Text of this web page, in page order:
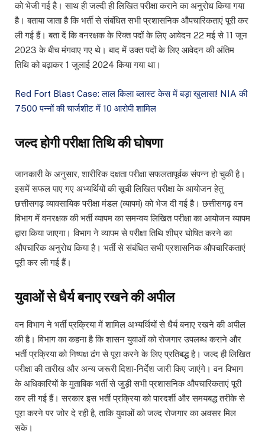
को भेजी गई है। साथ ही जल्दी ही लिखित परीक्षा कराने का अनुरोध किया गया
है। बताया जाता है कि भर्ती से संबंधित सभी प्रशासनिक औपचारिकताएं पूरी कर
ली गई हैं। बता दें कि वनरक्षक के रिक्त पदों के लिए आवेदन 22 मई से 11 जून
2023 के बीच मंगवाए गए थे। बाद में उक्त पदों के लिए आवेदन की अंतिम
तिथि को बढ़ाकर 1 जुलाई 2024 किया गया था।
Red Fort Blast Case: लाल किला ब्लास्ट केस में बड़ा खुलासा! NIA की
7500 पन्नों की चार्जशीट में 10 आरोपी शामिल
जल्द होगी परीक्षा तिथि की घोषणा
जानकारी के अनुसार, शारीरिक दक्षता परीक्षा सफलतापूर्वक संपन्न हो चुकी है।
इसमें सफल पाए गए अभ्यर्थियों की सूची लिखित परीक्षा के आयोजन हेतु
छत्तीसगढ़ व्यावसायिक परीक्षा मंडल (व्यापमं) को भेज दी गई है। छत्तीसगढ़ वन
विभाग में वनरक्षक की भर्ती व्यापम का समन्वय लिखित परीक्षा का आयोजन व्यापम
द्वारा किया जाएगा। विभाग ने व्यापम से परीक्षा तिथि शीघ्र घोषित करने का
औपचारिक अनुरोध किया है। भर्ती से संबंधित सभी प्रशासनिक औपचारिकताएं
पूरी कर ली गई हैं।
युवाओं से धैर्य बनाए रखने की अपील
वन विभाग ने भर्ती प्रक्रिया में शामिल अभ्यर्थियों से धैर्य बनाए रखने की अपील
की है। विभाग का कहना है कि शासन युवाओं को रोजगार उपलब्ध कराने और
भर्ती प्रक्रिया को निष्पक्ष ढंग से पूरा करने के लिए प्रतिबद्ध है। जल्द ही लिखित
परीक्षा की तारीख और अन्य जरूरी दिशा-निर्देश जारी किए जाएंगे। वन विभाग
के अधिकारियों के मुताबिक भर्ती से जुड़ी सभी प्रशासनिक औपचारिकताएं पूरी
कर ली गई हैं। सरकार इस भर्ती प्रक्रिया को पारदर्शी और समयबद्ध तरीके से
पूरा करने पर जोर दे रही है, ताकि युवाओं को जल्द रोजगार का अवसर मिल
सके।